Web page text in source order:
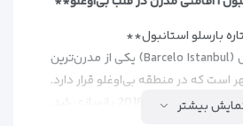
هتل بارسلو استانبول (Barcelo Istanbul) یکی از مدرن‌ترین
شهر است که در منطقه بی‌اوغلو قرار دارد.
بیشتر